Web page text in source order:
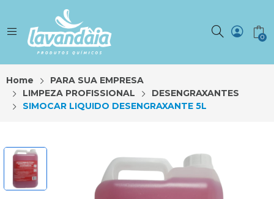
0
Home
PARA SUA EMPRESA
LIMPEZA PROFISSIONAL
DESENGRAXANTES
SIMOCAR LIQUIDO DESENGRAXANTE 5L